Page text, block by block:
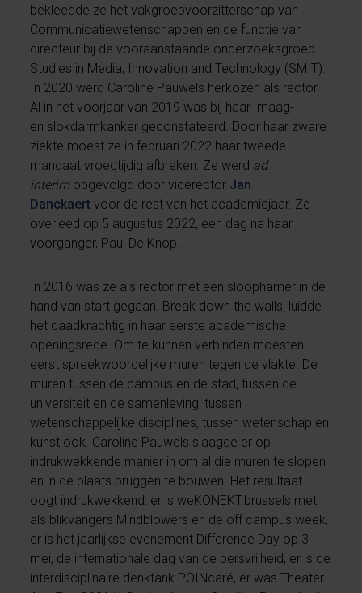
bekleedde ze het vakgroepvoorzitterschap van
Communicatiewetenschappen en de functie van
directeur bij de vooraanstaande onderzoeksgroep
Studies in Media, Innovation and Technology (SMIT).
In 2020 werd Caroline Pauwels herkozen als rector.
Al in het voorjaar van 2019 was bij haar maag-
en slokdarmkanker geconstateerd. Door haar zware
ziekte moest ze in februari 2022 haar tweede
mandaat vroegtijdig afbreken. Ze werd ad
interimopgevolgd door vicerector Jan
Danckaert voor de rest van het academiejaar. Ze
overleed op 5 augustus 2022, een dag na haar
voorganger, Paul De Knop.
In 2016 was ze als rector met een sloophamer in de
hand van start gegaan. Break down the walls, luidde
het daadkrachtig in haar eerste academische
openingsrede. Om te kunnen verbinden moesten
eerst spreekwoordelijke muren tegen de vlakte. De
muren tussen de campus en de stad, tussen de
universiteit en de samenleving, tussen
wetenschappelijke disciplines, tussen wetenschap en
kunst ook. Caroline Pauwels slaagde er op
indrukwekkende manier in om al die muren te slopen
en in de plaats bruggen te bouwen. Het resultaat
oogt indrukwekkend: er is weKONEKT.brussels met
als blikvangers Mindblowers en de off campus week,
er is het jaarlijkse evenement Difference Day op 3
mei, de internationale dag van de persvrijheid, er is de
interdisciplinaire denktank POINcaré, er was Theater